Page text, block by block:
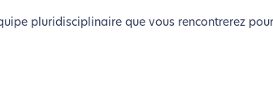
pluridisciplinaire que vous rencontrerez